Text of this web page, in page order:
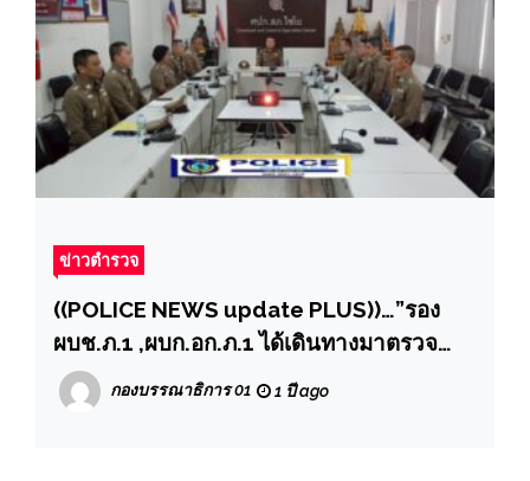
ข่าวตำรวจ
((POLICE NEWS update PLUS))…”รอง
ผบช.ภ.1 ,ผบก.อก.ภ.1 ได้เดินทางมาตรวจ
โครงการบ้านพักน่าอยู่ ประจำปี พ.ศ. 2568
ณ.ภ.จว.อ่างทอง
กองบรรณาธิการ 01 1 ปี ago